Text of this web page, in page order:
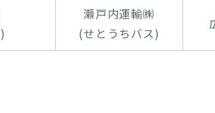
瀬戸内運輸㈱
(せとうちバス)